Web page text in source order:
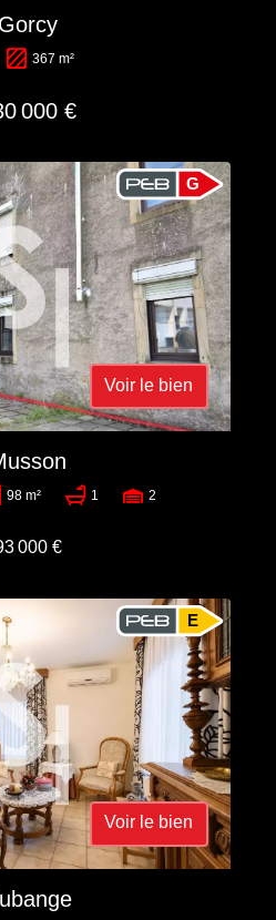
Gorcy
367 m²
000 €
Voir le bien
G
98 m² 1 2
000 €
Voir le bien
E